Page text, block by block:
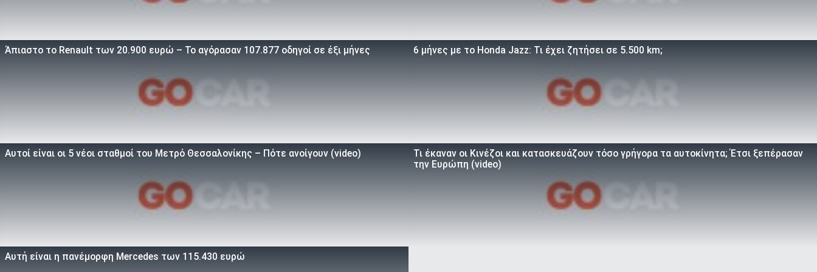
Άπιαστο το Renault των 20.900 ευρώ – Το αγόρασαν 107.877 οδηγοί σε έξι μήνες 6 μήνες με το Honda Jazz: Τι έχει ζητήσει σε 5.500 km;
Αυτοί είναι οι 5 νέοι σταθμοί του Μετρό Θεσσαλονίκης – Πότε ανοίγουν (video)
Τι έκαναν οι Κινέζοι και κατασκευάζουν τόσο γρήγορα τα αυτοκίνητα; Έτσι ξεπέρασαν
την Ευρώπη (video)
Αυτή είναι η πανέμορφη Mercedes των 115.430 ευρώ